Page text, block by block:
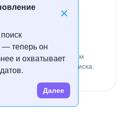
— теперь он
и охватывает
Далее
не найдены
по заданным
изменить условия поиска.